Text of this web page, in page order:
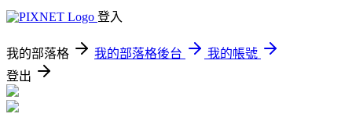
登入
我的部落格 我的部落格後台
我的帳號
登出